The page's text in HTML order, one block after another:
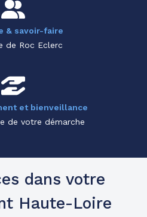
& savoir-faire
de Roc Eclerc
et bienveillance
de votre démarche
dans votre
Haute-Loire